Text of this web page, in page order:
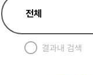
결과내 검색